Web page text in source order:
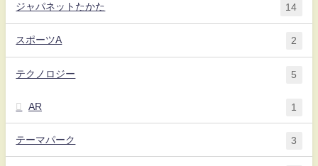
ジャパネットたかた 14
スポーツA 2
テクノロジー 5
AR 1
テーマパーク 3